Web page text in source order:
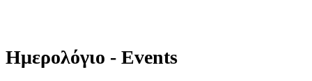
Ημερολόγιο - Events